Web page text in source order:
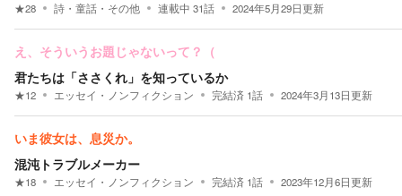
★28 詩・童話・その他 連載中 31話 2024年5月29日更新
え、そういうお題じゃないって？（
君たちは「ささくれ」を知っているか
★12 エッセイ・ノンフィクション 完結済 1話 2024年3月13日更新
いま彼女は、息災か。
混沌トラブルメーカー
★18 エッセイ・ノンフィクション 完結済 1話 2023年12月6日更新